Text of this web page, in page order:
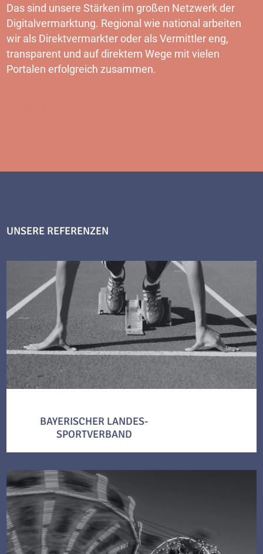
Das sind unsere Stärken im großen Netzwerk der
Digitalvermarktung. Regional wie national arbeiten
wir als Direktvermarkter oder als Vermittler eng,
transparent und auf direktem Wege mit vielen
Portalen erfolgreich zusammen.
UNSERE REFERENZEN
BAYERISCHER LANDES-
SPORTVERBAND